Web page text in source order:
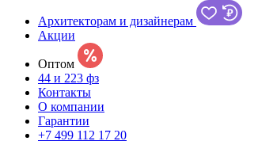
Архитекторам и дизайнерам
Акции
Оптом
44 и 223 фз
Контакты
О компании
Гарантии
+7 499 112 17 20